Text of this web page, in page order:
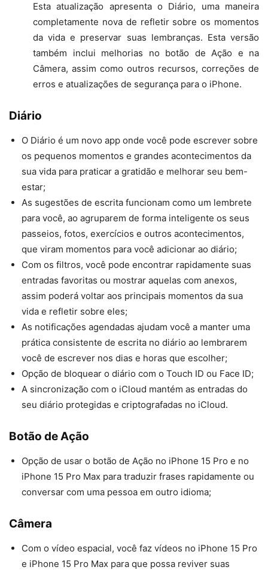
Esta atualização apresenta o Diário, uma maneira
completamente nova de refletir sobre os momentos
da vida e preservar suas lembranças. Esta versão
também inclui melhorias no botão de Ação e na
Câmera, assim como outros recursos, correções de
erros e atualizações de segurança para o iPhone.
Diário
O Diário é um novo app onde você pode escrever sobre
os pequenos momentos e grandes acontecimentos da
sua vida para praticar a gratidão e melhorar seu bem-
estar;
As sugestões de escrita funcionam como um lembrete
para você, ao agruparem de forma inteligente os seus
passeios, fotos, exercícios e outros acontecimentos,
que viram momentos para você adicionar ao diário;
Com os filtros, você pode encontrar rapidamente suas
entradas favoritas ou mostrar aquelas com anexos,
assim poderá voltar aos principais momentos da sua
vida e refletir sobre eles;
As notificações agendadas ajudam você a manter uma
prática consistente de escrita no diário ao lembrarem
você de escrever nos dias e horas que escolher;
Opção de bloquear o diário com o Touch ID ou Face ID;
A sincronização com o iCloud mantém as entradas do
seu diário protegidas e criptografadas no iCloud.
Botão de Ação
Opção de usar o botão de Ação no iPhone 15 Pro e no
iPhone 15 Pro Max para traduzir frases rapidamente ou
conversar com uma pessoa em outro idioma;
Câmera
Com o vídeo espacial, você faz vídeos no iPhone 15 Pro
e iPhone 15 Pro Max para que possa reviver suas